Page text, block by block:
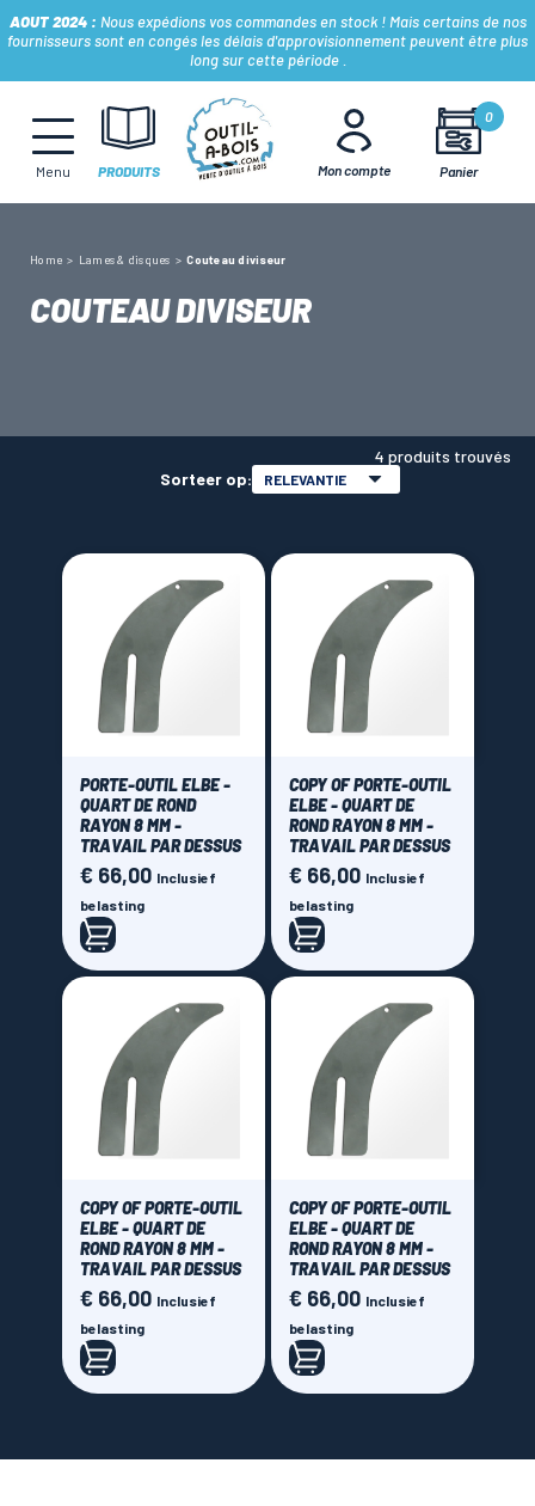
AOUT 2024 : Nous expédions vos commandes en stock ! Mais certains de nos
fournisseurs sont en congés les délais d'approvisionnement peuvent être plus
long sur cette période .
Menu PRODUITS Mon compte Panier
0
MÈCHES, FRAISES & FORETS
LAMES & DISQUES
CONSOMMABLES
OUTILS DE TOUPIE
LAMES SCIES RUBAN
Home Lames & disques Couteau diviseur
COUTEAU DIVISEUR
4 produits trouvés
Sorteer op:
RELEVANTIE
PORTE-OUTIL ELBE -
QUART DE ROND
RAYON 8 MM -
TRAVAIL PAR DESSUS
Prijs
€ 66,00 Inclusief
belasting
COPY OF PORTE-OUTIL
ELBE - QUART DE
ROND RAYON 8 MM -
TRAVAIL PAR DESSUS
Prijs
€ 66,00 Inclusief
belasting
COPY OF PORTE-OUTIL
ELBE - QUART DE
ROND RAYON 8 MM -
TRAVAIL PAR DESSUS
Prijs
€ 66,00 Inclusief
belasting
COPY OF PORTE-OUTIL
ELBE - QUART DE
ROND RAYON 8 MM -
TRAVAIL PAR DESSUS
Prijs
€ 66,00 Inclusief
belasting